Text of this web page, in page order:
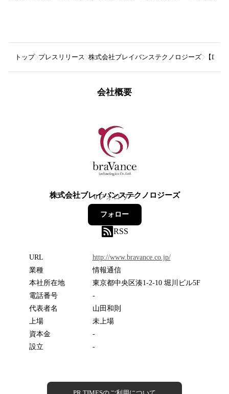
トップ プレスリリース 株式会社ブレイバンステクノロジーズ 【
会社概要
株式会社ブレイバンステクノロジーズ
0フォロワー
フォロー
RSS
URL
http://www.bravance.co.jp/
業種
情報通信
本社所在地
東京都中央区湊1-2-10 堀川ビル5F
電話番号
-
代表者名
山田和則
上場
未上場
資本金
-
設立
-